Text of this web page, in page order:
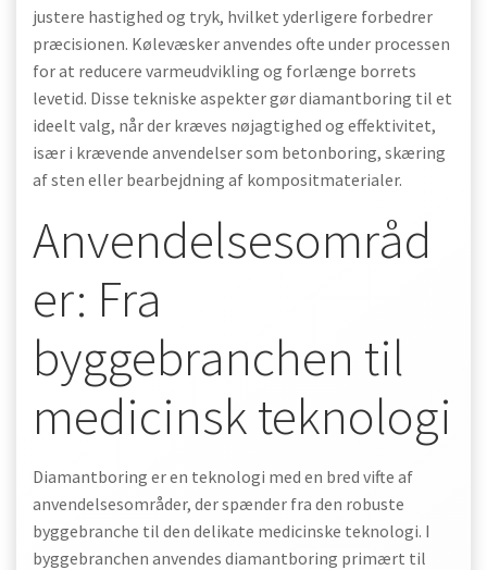
justere hastighed og tryk, hvilket yderligere forbedrer
præcisionen. Kølevæsker anvendes ofte under processen
for at reducere varmeudvikling og forlænge borrets
levetid. Disse tekniske aspekter gør diamantboring til et
ideelt valg, når der kræves nøjagtighed og effektivitet,
især i krævende anvendelser som betonboring, skæring
af sten eller bearbejdning af kompositmaterialer.
Anvendelsesområd
er: Fra
byggebranchen til
medicinsk teknologi
Diamantboring er en teknologi med en bred vifte af
anvendelsesområder, der spænder fra den robuste
byggebranche til den delikate medicinske teknologi. I
byggebranchen anvendes diamantboring primært til